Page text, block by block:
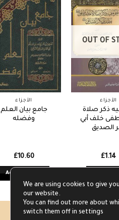
الأجزاء
جامع بيان العلم
وفضله
£10.60
Add to basket
OUT OF
الأجزاء
ذكر صلاة
خلف أبي
الصديق
£1.14
We are using cookies to give
our website.
You can find out more about
switch them off in settings